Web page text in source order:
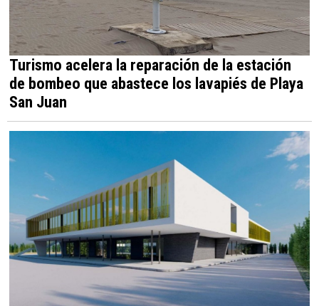
Turismo acelera la reparación de la estación
de bombeo que abastece los lavapiés de Playa
San Juan